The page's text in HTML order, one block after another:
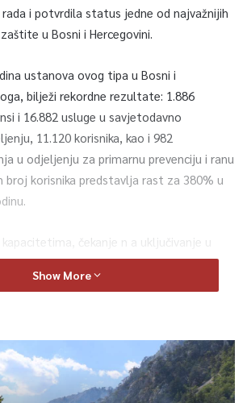
i potvrdila status jedne od najvažnijih
u Bosni i Hercegovini.
ustanova ovog tipa u Bosni i
bilježi rekordne rezultate: 1.886
i 16.882 usluge u savjetodavno
11.120 korisnika, kao i 982
u odjeljenju za primarnu prevenciju i ranu
broj korisnika predstavlja rast za 380% u
čekanje n a uključivanje u
do 20 dana.
i posebnimscreenkabinetom – jedinim te
BiH.
Show More